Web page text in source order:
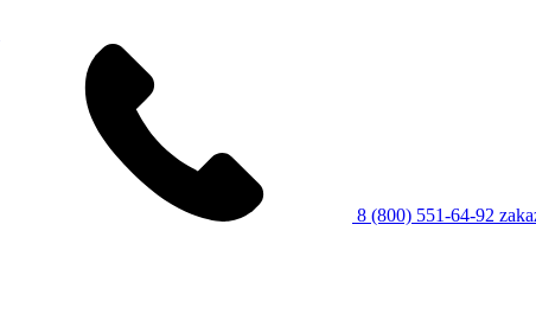
8 (800) 551-64-92